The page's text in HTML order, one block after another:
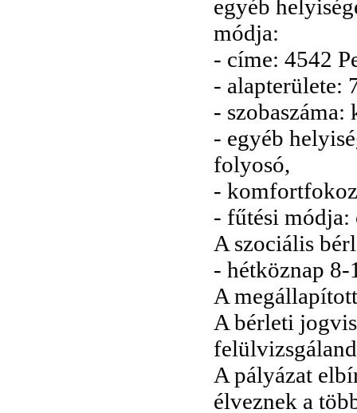
egyéb
módja:
- címe: 4542
- alapterülete:
- szobaszáma:
- egyéb
folyosó,
-
- fűtési módja:
A szociális
- hétköznap 8-
A
A bérleti
A pályázat
élveznek a